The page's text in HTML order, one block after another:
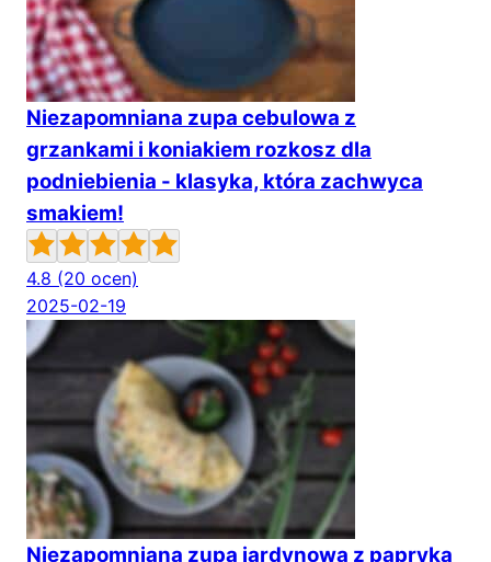
Niezapomniana zupa cebulowa z
grzankami i koniakiem rozkosz dla
podniebienia - klasyka, która zachwyca
smakiem!
4.8 (20 ocen)
2025-02-19
Niezapomniana zupa jardynowa z papryką